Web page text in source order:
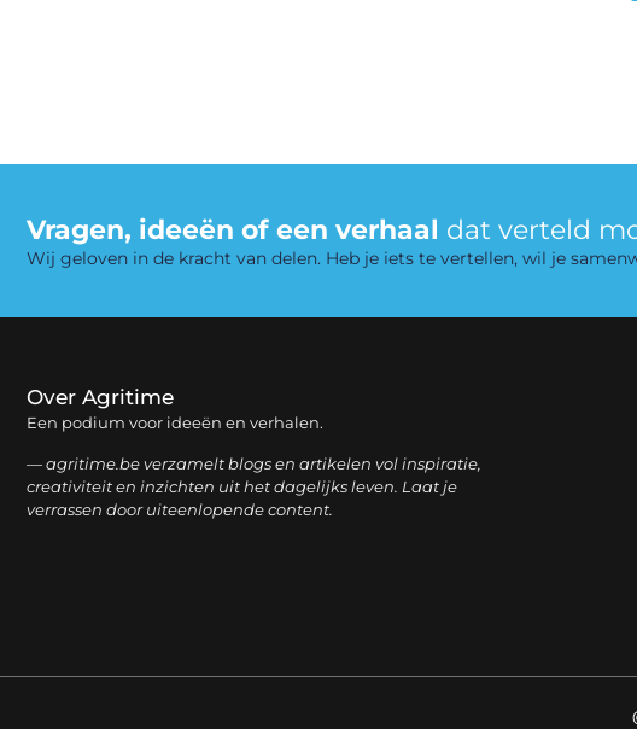
Vragen, ideeën of een verhaal dat verteld
Wij geloven in de kracht van delen. Heb je iets te vertellen, wil je
Over Agritime
Een podium voor ideeën en verhalen.
— agritime.be verzamelt blogs en artikelen vol inspiratie,
creativiteit en inzichten uit het dagelijks leven. Laat je
verrassen door uiteenlopende content.